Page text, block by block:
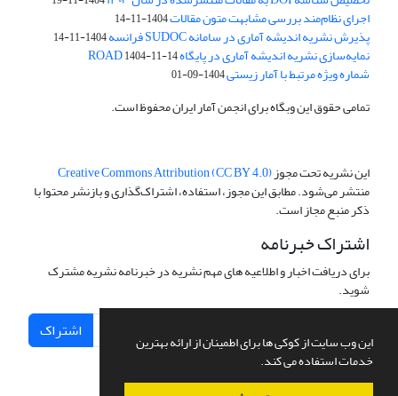
این وب سایت از کوکی ها برای اطمینان از ارائه بهترین
خدمات استفاده می کند.
اجرای نظام‌مند بررسی مشابهت متون مقالات1404-11-14
پذیرش نشریه اندیشه آماری در سامانه SUDOC فرانسه 1404-11-14
نمایه‌سازی نشریه اندیشه آماری در پایگاه ROAD1404-11-14
شماره ویژه مرتبط با آمار زیستی1404-09-01
تمامی حقوق این وبگاه برای انجمن آمار ایران محفوظ است.
این نشریه تحت مجوزCreative Commons Attribution (CC BY 4.0)
منتشر می‌شود. مطابق این مجوز، استفاده، اشتراک‌گذاری و بازنشر محتوا با
ذکر منبع مجاز است.
اشتراک خبرنامه
برای دریافت اخبار و اطلاعیه های مهم نشریه در خبرنامه نشریه مشترک
شوید.
اشتراک